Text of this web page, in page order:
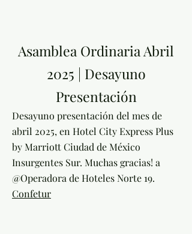
Asamblea Ordinaria Abril
2025 | Desayuno
Presentación
Desayuno presentación del mes de
abril 2025, en Hotel City Express Plus
by Marriott Ciudad de México
Insurgentes Sur. Muchas gracias! a
@Operadora de Hoteles Norte 19.
Confetur